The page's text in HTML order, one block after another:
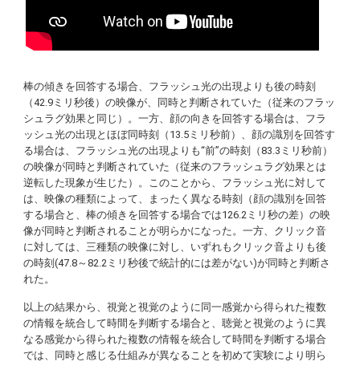
棒の傾きを回答する場合、フラッシュ光の出現よりも後の時刻
（42.9ミリ秒後）の映像が、同時と判断されていた（従来のフラッ
シュラグ効果と同じ）。一方、顔の向きを回答する場合は、フラ
ッシュ光の出現とほぼ同時刻（13.5ミリ秒前）、顔の識別を回答す
る場合は、フラッシュ光の出現よりも“前”の時刻（83.3ミリ秒前）
の映像が同時と判断されていた（従来のフラッシュラグ効果とは
逆転した現象が生じた）。このことから、フラッシュ光に対して
は、映像の種類によって、まったく異なる時刻（顔の識別を回答
する場合と、棒の傾きを回答する場合では126.2ミリ秒の差）の映
像が同時と判断されることが明らかになった。一方、クリック音
に対しては、三種類の映像に対し、いずれもクリック音よりも後
の時刻(47.8～82.2ミリ秒後で統計的には差がない)が同時と判断さ
れた。
以上の結果から、視覚と視覚のように同一感覚から得られた複数
の情報を統合して時間を判断する場合と、聴覚と視覚のように異
なる感覚から得られた複数の情報を統合して時間を判断する場合
では、同時と感じる仕組みが異なることを初めて実験により明ら